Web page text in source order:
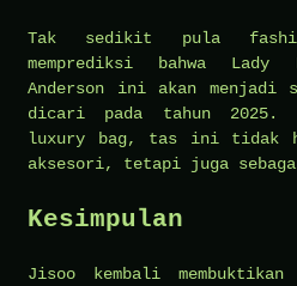
Tak sedikit pula
memprediksi bahwa
Anderson ini akan menjadi
dicari pada tahun 2025.
luxury bag, tas ini tidak
aksesori, tetapi juga
Kesimpulan
Jisoo kembali